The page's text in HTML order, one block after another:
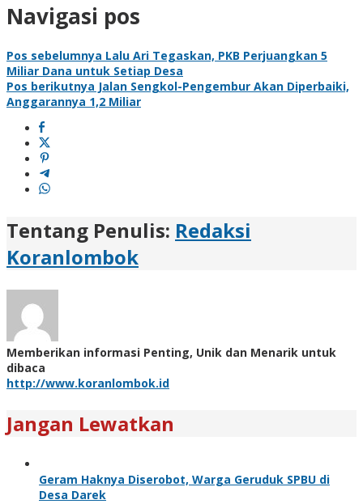
Navigasi pos
Pos sebelumnya Lalu Ari Tegaskan, PKB Perjuangkan 5
Miliar Dana untuk Setiap Desa
Pos berikutnya Jalan Sengkol-Pengembur Akan Diperbaiki,
Anggarannya 1,2 Miliar
Tentang Penulis: Redaksi
Koranlombok
Memberikan informasi Penting, Unik dan Menarik untuk
dibaca
http://www.koranlombok.id
Jangan Lewatkan
Geram Haknya Diserobot, Warga Geruduk SPBU di
Desa Darek